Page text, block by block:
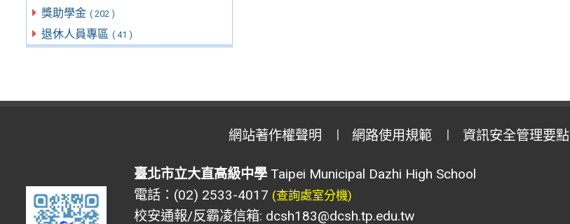
獎助學金 ( 202 )
退休人員專區 ( 41 )
網站著作權聲明 網路使用規範 資訊安全管理要點
臺北市立大直高級中學Taipei Municipal Dazhi High School
電話：(02) 2533-4017 (查詢處室分機)
校安通報/反霸凌信箱: dcsh183@dcsh.tp.edu.tw